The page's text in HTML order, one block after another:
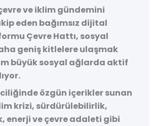
ve iklim gündemini
eden bağımsız dijital
Çevre Hattı, sosyal
geniş kitlelere ulaşmak
büyük sosyal ağlarda aktif
özgün içerikler sunan
krizi, sürdürülebilirlik,
enerji ve çevre adaleti gibi